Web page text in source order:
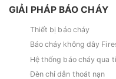
GIẢI PHÁP BÁO CHÁY
Thiết bị báo cháy
Báo cháy không dây
Hệ thống báo cháy qua
Đèn chỉ dẫn thoát nạn